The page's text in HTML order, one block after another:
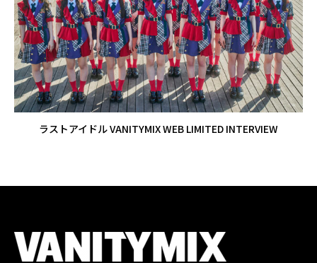
ラストアイドル VANITYMIX WEB LIMITED INTERVIEW